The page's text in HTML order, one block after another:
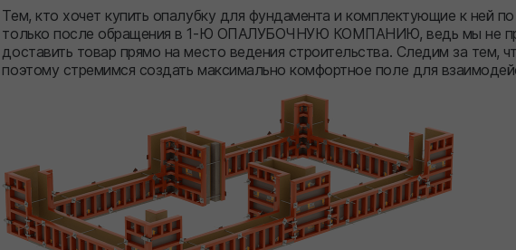
Тем, кто хочет купить опалубку для фундамента и комплектующие к ней
только после обращения в 1-Ю ОПАЛУБОЧНУЮ КОМПАНИЮ, ведь мы не
доставить товар прямо на место ведения строительства. Следим за тем,
поэтому стремимся создать максимально комфортное поле для